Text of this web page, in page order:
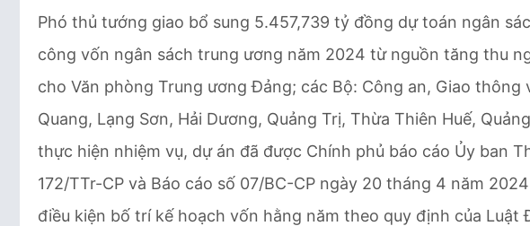
Phó thủ tướng giao bổ sung 5.457,739 tỷ đồng dự toán ngân
công vốn ngân sách trung ương năm 2024 từ nguồn tăng thu
cho Văn phòng Trung ương Đảng; các Bộ: Công an, Giao thông
Quang, Lạng Sơn, Hải Dương, Quảng Trị, Thừa Thiên Huế,
thực hiện nhiệm vụ, dự án đã được Chính phủ báo cáo Ủy ban
172/TTr-CP và Báo cáo số 07/BC-CP ngày 20 tháng 4 năm
điều kiện bố trí kế hoạch vốn hằng năm theo quy định của Luật